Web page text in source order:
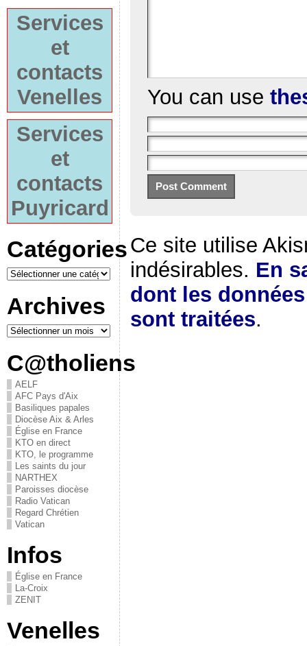
Services
et
contacts
Venelles
Services
et
contacts
Puyricard
Catégories
Archives
C@tholiens
AELF
AFC Pays d'Aix
Basiliques papales
Diocèse Aix & Arles
Église en France
KTO en direct
KTO, le programme
Les saints du jour
NARTHEX
Paroisses diocèse
Radio Vatican
Regard Chrétien
Vatican
Infos
Église en France
La-Croix
ZENIT
Venelles
You can use
Ce site utilise
indésirables. En
dont les
sont traitées.